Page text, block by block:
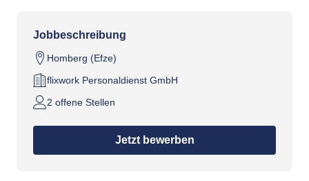
Jobbeschreibung
Homberg (Efze)
flixwork Personaldienst GmbH
2 offene Stellen
Jetzt bewerben